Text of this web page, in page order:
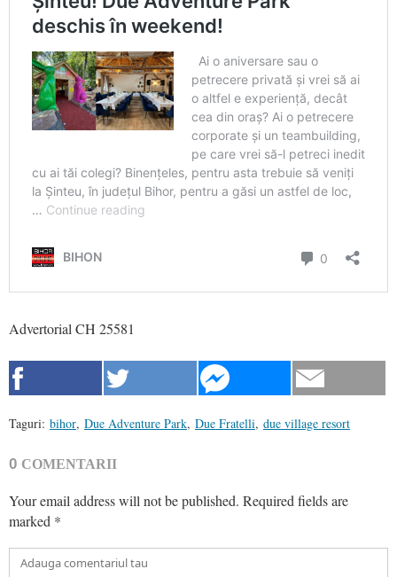
Advertorial CH 25581
Taguri: bihor, Due Adventure Park, Due Fratelli, due village resort
0 COMENTARII
Your email address will not be published. Required fields are
marked *